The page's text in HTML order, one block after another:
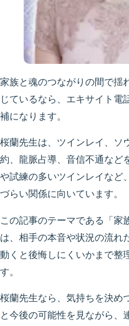
家族と魂のつながりの間で揺
じているなら、エキサイト電
補になります。
桜蘭先生は、ツインレイ、ソ
約、龍脈占導、音信不通など
や試練の多いツインレイなど
づらい関係に向いています。
この記事のテーマである「家
は、相手の本音や状況の流れ
動くと後悔しにくいかまで整
す。
桜蘭先生なら、気持ちを決め
と今後の可能性を見ながら、